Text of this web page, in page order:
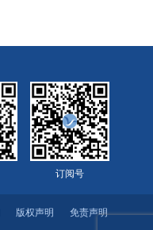
订阅号
免责声明
版权声明